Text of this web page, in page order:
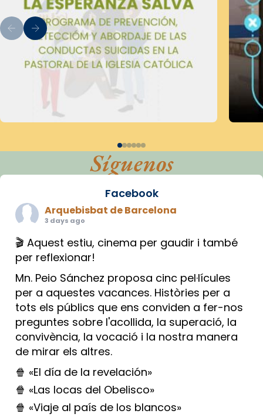
Síguenos
Facebook
Arquebisbat de Barcelona
3 days ago
🎬 Aquest estiu, cinema per gaudir i també
per reflexionar!
Mn. Peio Sánchez proposa cinc pel·lícules
per a aquestes vacances. Històries per a
tots els públics que ens conviden a fer-nos
preguntes sobre l'acollida, la superació, la
convivència, la vocació i la nostra manera
de mirar els altres.
🍿 «El día de la revelación»
🍿 «Las locas del Obelisco»
🍿 «Viaje al país de los blancos»